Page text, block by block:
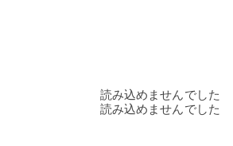
読み込めませんでした
読み込めませんでした